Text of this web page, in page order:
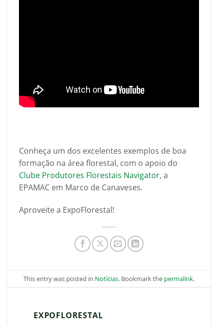
Conheça um dos excelentes exemplos de boa
formação na área florestal, com o apoio do
Clube Produtores Florestais Navigator, a
EPAMAC em Marco de Canaveses.
Aproveite a ExpoFlorestal!
This entry was posted in Notícias. Bookmark the permalink.
EXPOFLORESTAL